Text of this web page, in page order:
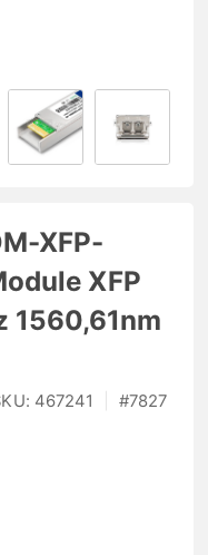
XFP-
XFP
1560,61nm
467241 #7827